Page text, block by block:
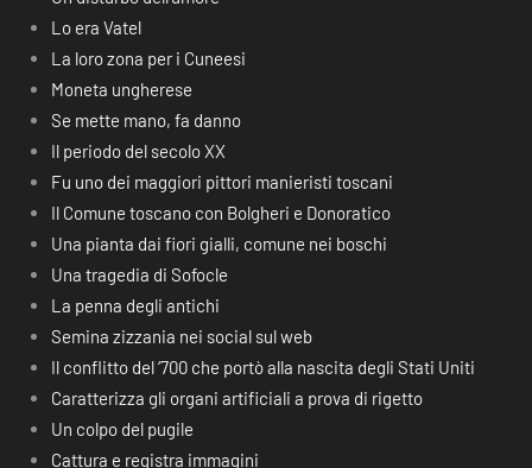
Lo era Vatel
La loro zona per i Cuneesi
Moneta ungherese
Se mette mano, fa danno
Il periodo del secolo XX
Fu uno dei maggiori pittori manieristi toscani
Il Comune toscano con Bolgheri e Donoratico
Una pianta dai fiori gialli, comune nei boschi
Una tragedia di Sofocle
La penna degli antichi
Semina zizzania nei social sul web
Il conflitto del ‘700 che portò alla nascita degli Stati Uniti
Caratterizza gli organi artificiali a prova di rigetto
Un colpo del pugile
Cattura e registra immagini